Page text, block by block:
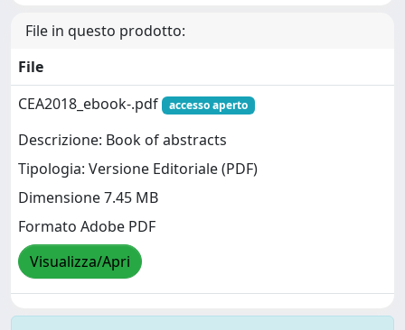
File in questo prodotto:
File
CEA2018_ebook-.pdf
accesso aperto
Descrizione: Book of abstracts
Tipologia: Versione Editoriale (PDF)
Dimensione 7.45 MB
Formato Adobe PDF
Visualizza/Apri